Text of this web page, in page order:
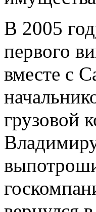
В 2005
первого
вместе с
грузовой